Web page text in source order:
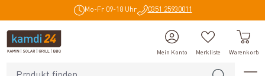
Mo-Fr 09-18 Uhr 0351 25930011
Mein Konto Merkliste Warenkorb